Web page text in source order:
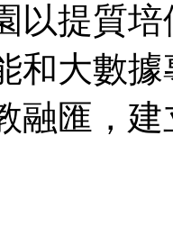
提質培
和大數
融匯，